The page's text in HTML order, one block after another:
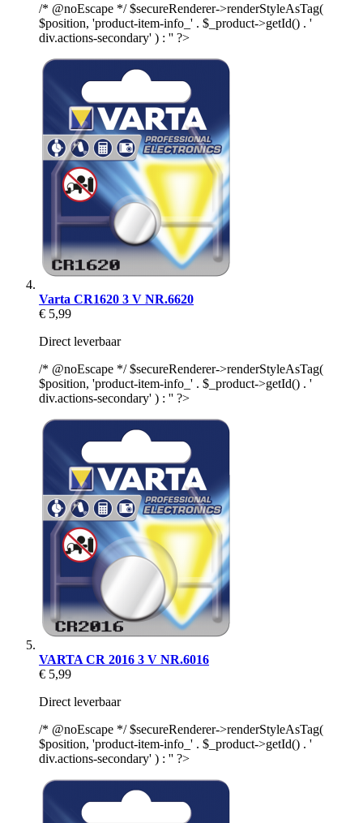
/* @noEscape */ $secureRenderer->renderStyleAsTag(
$position, 'product-item-info_' . $_product->getId() . '
div.actions-secondary' ) : '' ?>
Varta CR1620 3 V NR.6620
€ 5,99
Direct leverbaar
/* @noEscape */ $secureRenderer->renderStyleAsTag(
$position, 'product-item-info_' . $_product->getId() . '
div.actions-secondary' ) : '' ?>
VARTA CR 2016 3 V NR.6016
€ 5,99
Direct leverbaar
/* @noEscape */ $secureRenderer->renderStyleAsTag(
$position, 'product-item-info_' . $_product->getId() . '
div.actions-secondary' ) : '' ?>